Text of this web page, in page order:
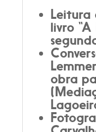
Leitura
livro “A
obra